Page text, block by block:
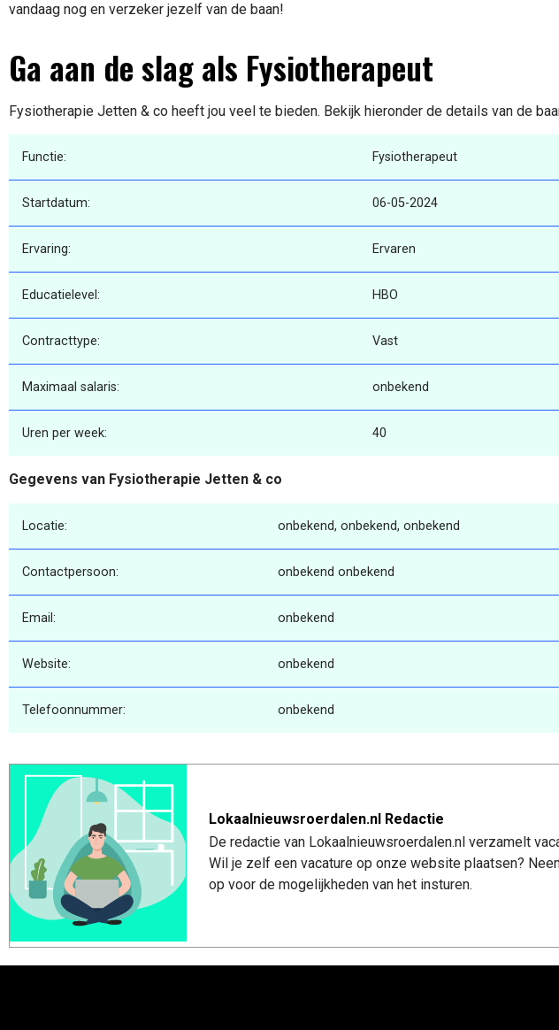
vandaag nog en verzeker jezelf van de baan!
Ga aan de slag als Fysiotherapeut
Fysiotherapie Jetten & co heeft jou veel te bieden. Bekijk hieronder de details van de
Functie: Fysiotherapeut
Startdatum: 06-05-2024
Ervaring: Ervaren
Educatielevel: HBO
Contracttype: Vast
Maximaal salaris: onbekend
Uren per week: 40
Gegevens van Fysiotherapie Jetten & co
Locatie: onbekend, onbekend, onbekend
Contactpersoon: onbekend onbekend
Email: onbekend
Website: onbekend
Telefoonnummer: onbekend
Lokaalnieuwsroerdalen.nl Redactie
De redactie van Lokaalnieuwsroerdalen.nl verzamelt
Wil je zelf een vacature op onze website plaatsen?
op voor de mogelijkheden van het insturen.